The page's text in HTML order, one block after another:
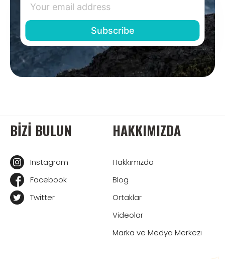
BIZI BULUN
Instagram
Facebook
Twitter
HAKKIMIZDA
Hakkımızda
Blog
Ortaklar
Videolar
Marka ve Medya Merkezi